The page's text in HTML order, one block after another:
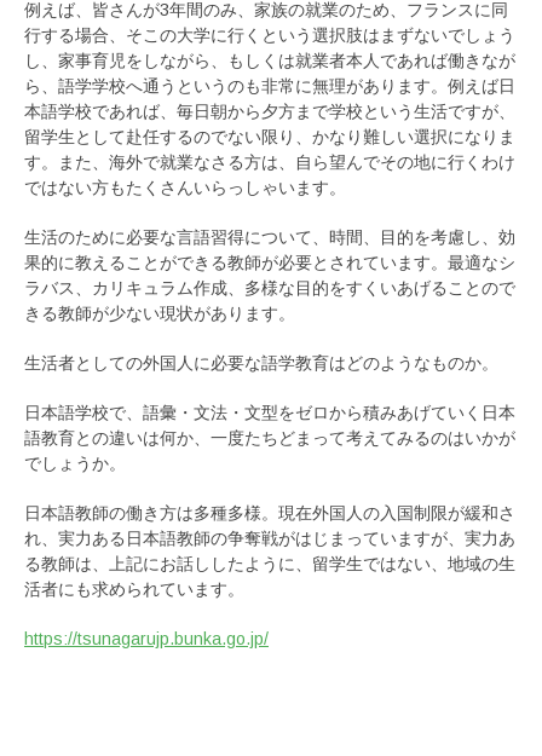
例えば、皆さんが3年間のみ、家族の就業のため、フランスに同
行する場合、そこの大学に行くという選択肢はまずないでしょう
し、家事育児をしながら、もしくは就業者本人であれば働きなが
ら、語学学校へ通うというのも非常に無理があります。例えば日
本語学校であれば、毎日朝から夕方まで学校という生活ですが、
留学生として赴任するのでない限り、かなり難しい選択になりま
す。また、海外で就業なさる方は、自ら望んでその地に行くわけ
ではない方もたくさんいらっしゃいます。
生活のために必要な言語習得について、時間、目的を考慮し、効
果的に教えることができる教師が必要とされています。最適なシ
ラバス、カリキュラム作成、多様な目的をすくいあげることので
きる教師が少ない現状があります。
生活者としての外国人に必要な語学教育はどのようなものか。
日本語学校で、語彙・文法・文型をゼロから積みあげていく日本
語教育との違いは何か、一度たちどまって考えてみるのはいかが
でしょうか。
日本語教師の働き方は多種多様。現在外国人の入国制限が緩和さ
れ、実力ある日本語教師の争奪戦がはじまっていますが、実力あ
る教師は、上記にお話ししたように、留学生ではない、地域の生
活者にも求められています。
https://tsunagarujp.bunka.go.jp/